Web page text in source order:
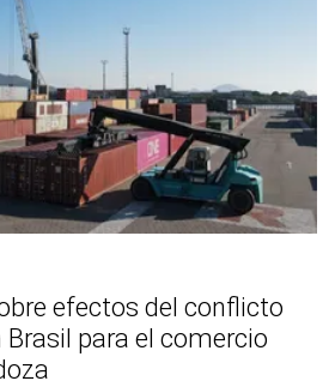
efectos del conflicto
para el comercio